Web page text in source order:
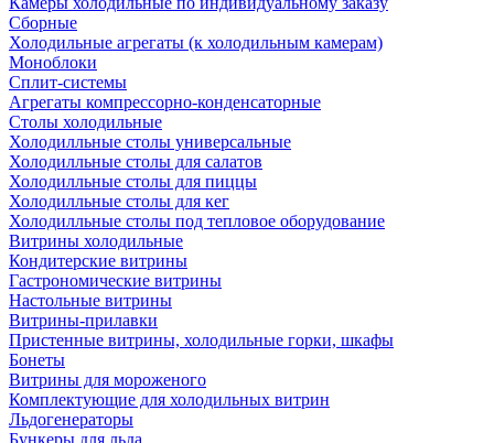
Сборные
Холодильные агрегаты (к холодильным камерам)
Моноблоки
Сплит-системы
Агрегаты компрессорно-конденсаторные
Столы холодильные
Холодилльные столы универсальные
Холодилльные столы для салатов
Холодилльные столы для пиццы
Холодилльные столы для кег
Холодилльные столы под тепловое оборудование
Витрины холодильные
Кондитерские витрины
Гастрономические витрины
Настольные витрины
Витрины-прилавки
Пристенные витрины, холодильные горки, шкафы
Бонеты
Витрины для мороженого
Комплектующие для холодильных витрин
Льдогенераторы
Бункеры для льда